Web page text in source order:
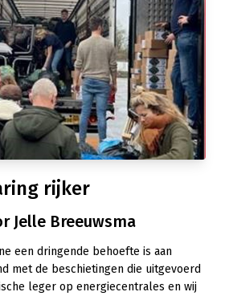
rijker
Jelle Breeuwsma
een dringende behoefte is aan
met de beschietingen die uitgevoerd
leger op energiecentrales en wij